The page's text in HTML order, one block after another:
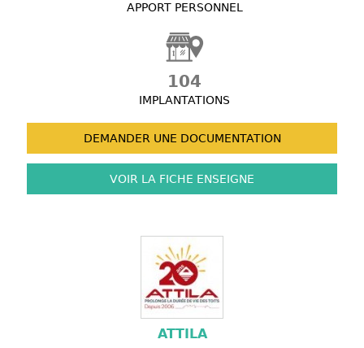
APPORT PERSONNEL
104
IMPLANTATIONS
DEMANDER UNE DOCUMENTATION
VOIR LA FICHE ENSEIGNE
ATTILA